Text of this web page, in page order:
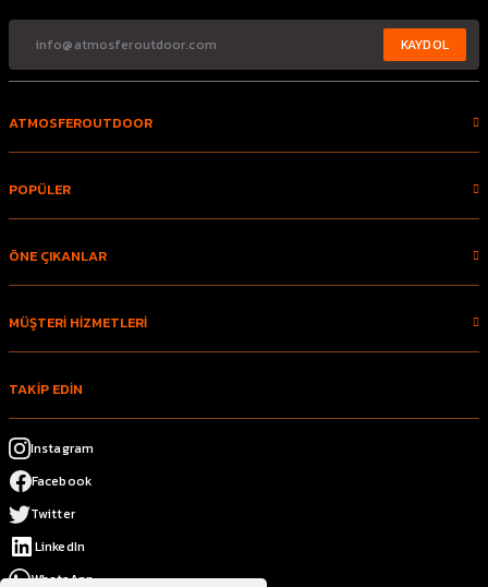
KAYDOL
ATMOSFEROUTDOOR
POPÜLER
ÖNE ÇIKANLAR
MÜŞTERİ HİZMETLERİ
TAKİP EDİN
Instagram
Facebook
Twitter
LinkedIn
WhatsApp